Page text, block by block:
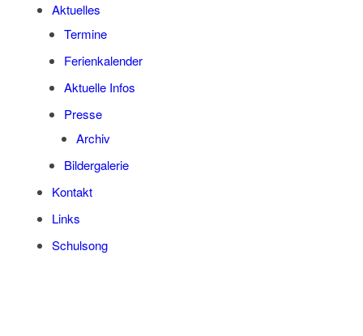
Aktu­el­les
Ter­mi­ne
Feri­en­ka­len­der
Aktu­el­le Infos
Pres­se
Archiv
Bil­der­ga­le­rie
Kon­takt
Links
Schul­song